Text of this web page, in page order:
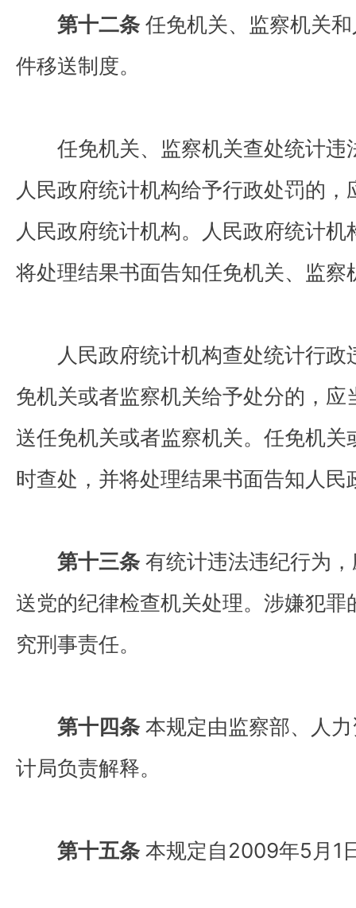
第十二条 任免机关、监察机关
件移送制度。
任免机关、监察机关查处统计违
人民政府统计机构给予行政处罚的
人民政府统计机构。人民政府统计
将处理结果书面告知任免机关、监
人民政府统计机构查处统计行政
免机关或者监察机关给予处分的，
送任免机关或者监察机关。任免机
时查处，并将处理结果书面告知人
第十三条 有统计违法违纪行为
送党的纪律检查机关处理。涉嫌犯
究刑事责任。
第十四条 本规定由监察部、人
计局负责解释。
第十五条 本规定自2009年5月1